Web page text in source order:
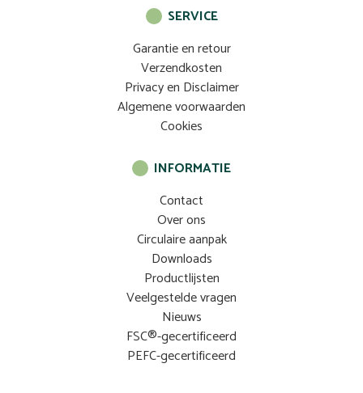
SERVICE
Garantie en retour
Verzendkosten
Privacy en Disclaimer
Algemene voorwaarden
Cookies
INFORMATIE
Contact
Over ons
Circulaire aanpak
Downloads
Productlijsten
Veelgestelde vragen
Nieuws
FSC®-gecertificeerd
PEFC-gecertificeerd